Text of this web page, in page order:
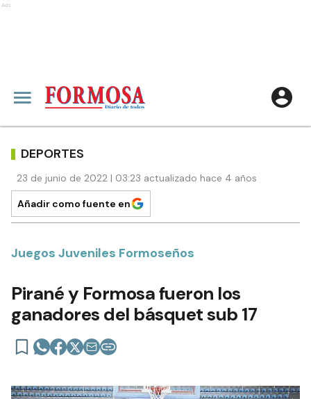
Ads
DEPORTES
23 de junio de 2022 | 03:23 actualizado hace 4 años
Añadir como fuente en
Juegos Juveniles Formoseños
Pirané y Formosa fueron los
ganadores del básquet sub 17